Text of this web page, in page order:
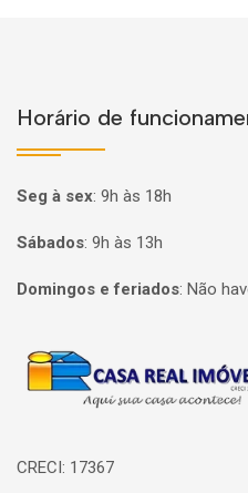
Horário de
Seg à sex: 9h às 18h
Sábados: 9h às 13h
Domingos e feriados: Não
Página inicial
CRECI: 17367